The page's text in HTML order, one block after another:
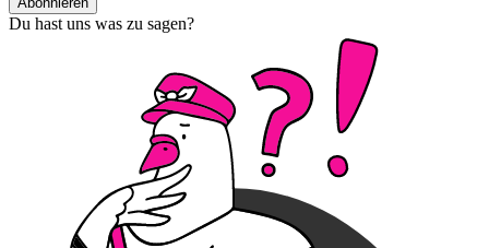
Du hast uns was zu sagen?